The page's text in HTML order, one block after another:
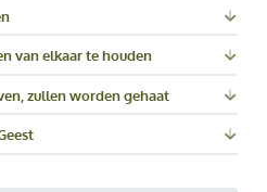
van elkaar te houden
zullen worden gehaat